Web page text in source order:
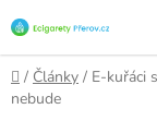
na
obsah
Domů
/ Články / E-kuřáci
nebude